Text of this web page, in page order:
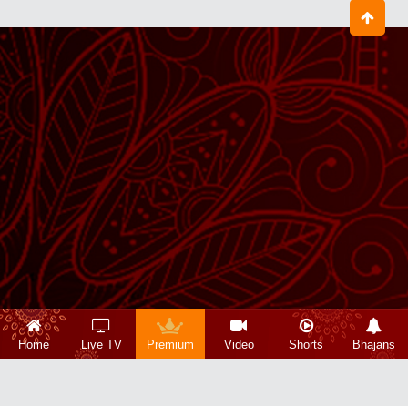
Home Live TV Premium Video Shorts Bhajans